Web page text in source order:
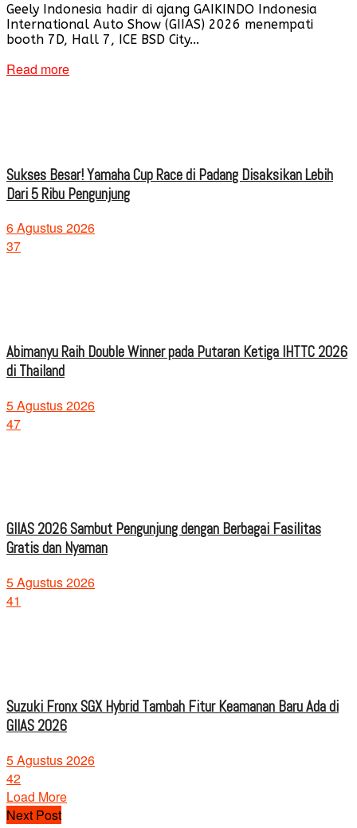
Geely Indonesia hadir di ajang GAIKINDO Indonesia
International Auto Show (GIIAS) 2026 menempati
booth 7D, Hall 7, ICE BSD City...
Read more
Sukses Besar! Yamaha Cup Race di Padang Disaksikan Lebih
Dari 5 Ribu Pengunjung
6 Agustus 2026
37
Abimanyu Raih Double Winner pada Putaran Ketiga IHTTC 2026
di Thailand
5 Agustus 2026
47
GIIAS 2026 Sambut Pengunjung dengan Berbagai Fasilitas
Gratis dan Nyaman
5 Agustus 2026
41
Suzuki Fronx SGX Hybrid Tambah Fitur Keamanan Baru Ada di
GIIAS 2026
5 Agustus 2026
42
Load More
Next Post